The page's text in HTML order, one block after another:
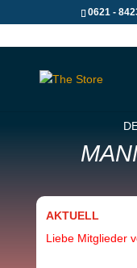
0621 -
AKTUELL
Liebe Mitglieder